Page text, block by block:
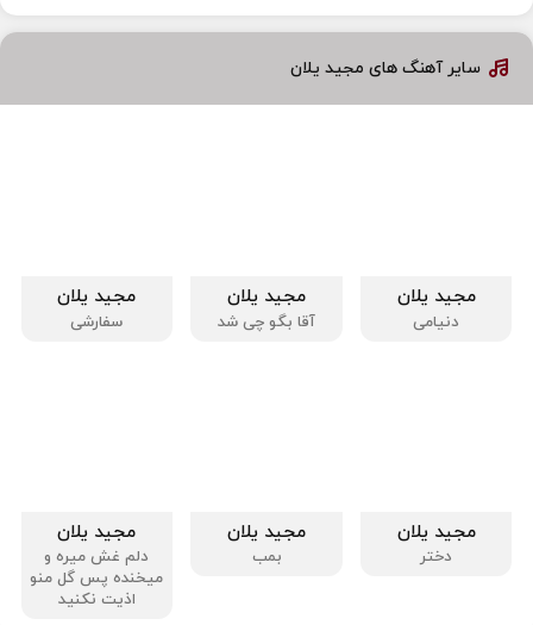
سایر آهنگ های مجید یلان
مجید یلان
دنیامی
مجید یلان
آقا بگو چی شد
مجید یلان
سفارشی
مجید یلان
دختر
مجید یلان
بمب
مجید یلان
دلم غش میره و
میخنده پس گل منو
اذیت نکنید